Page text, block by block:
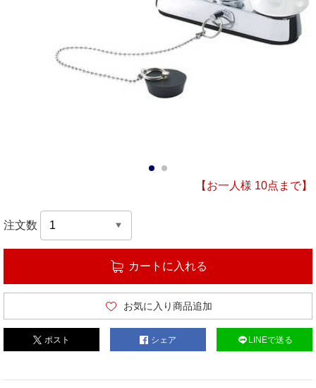
【お一人様 10点まで】
注文数
カートに入れる
お気に入り商品追加
ポスト シェア LINEで送る